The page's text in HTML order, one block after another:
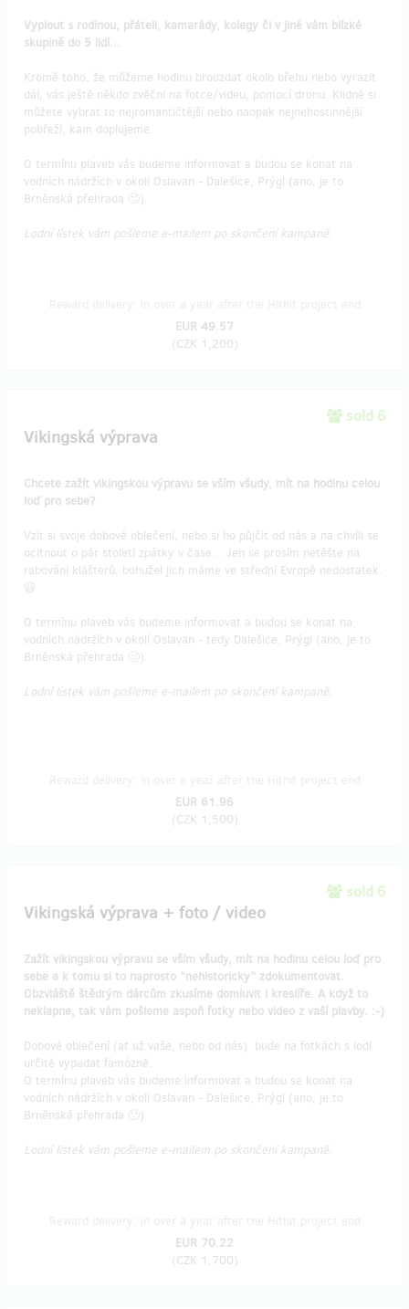
Vyplout s rodinou, přáteli, kamarády, kolegy či v jiné vám blízké
skupině do 5 lidí...
Kromě toho, že můžeme hodinu brouzdat okolo břehu nebo vyrazit
dál, vás ještě někdo zvěční na fotce/videu, pomocí dronu. Klidně si
můžete vybrat to nejromantičtější nebo naopak nejnehostinnější
pobřeží, kam doplujeme.
O termínu plaveb vás budeme informovat a budou se konat na
vodních nádržích v okolí Oslavan - Dalešice, Prýgl (ano, je to
Brněnská přehrada 🙂).
Lodní lístek vám pošleme e-mailem po skončení kampaně.
EUR 49.57
(CZK 1,200)
sold 6
Vikingská výprava
Chcete zažít vikingskou výpravu se vším všudy, mít na hodinu celou
loď pro sebe?
Vzít si svoje dobové oblečení, nebo si ho půjčit od nás a na chvíli se
ocitnout o pár století zpátky v čase... Jen se prosím netěšte na
rabování klášterů, bohužel jich máme ve střední Evropě nedostatek.
😃
O termínu plaveb vás budeme informovat a budou se konat na
vodních nádržích v okolí Oslavan - tedy Dalešice, Prýgl (ano, je to
Brněnská přehrada 🙂).
Lodní lístek vám pošleme e-mailem po skončení kampaně.
EUR 61.96
(CZK 1,500)
sold 6
Vikingská výprava + foto / video
Zažít vikingskou výpravu se vším všudy, mít na hodinu celou loď pro
sebe a k tomu si to naprosto “nehistoricky” zdokumentovat.
Obzvláště štědrým dárcům zkusíme domluvit i kreslíře. A když to
neklapne, tak vám pošleme aspoň fotky nebo video z vaší plavby. :-)
Dobové oblečení (ať už vaše, nebo od nás) bude na fotkách s lodí
určitě vypadat famózně.
O termínu plaveb vás budeme informovat a budou se konat na
vodních nádržích v okolí Oslavan - Dalešice, Prýgl (ano, je to
Brněnská přehrada 🙂).
Lodní lístek vám pošleme e-mailem po skončení kampaně.
EUR 70.22
(CZK 1,700)